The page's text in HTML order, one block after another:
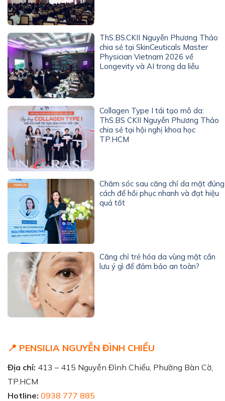
ThS.BS.CKII Nguyễn Phương Thảo
chia sẻ tại SkinCeuticals Master
Physician Vietnam 2026 về
Longevity và AI trong da liễu
Collagen Type I tái tạo mô da:
ThS.BS CKII Nguyễn Phương Thảo
chia sẻ tại hội nghị khoa học
TP.HCM
Chăm sóc sau căng chỉ da mặt đúng
cách để hồi phục nhanh và đạt hiệu
quả tốt
Căng chỉ trẻ hóa da vùng mặt cần
lưu ý gì để đảm bảo an toàn?
📍 PENSILIA NGUYỄN ĐÌNH CHIỂU
Địa chỉ: 413 – 415 Nguyễn Đình Chiểu, Phường Bàn Cờ,
TP.HCM
Hotline: 0938 777 885